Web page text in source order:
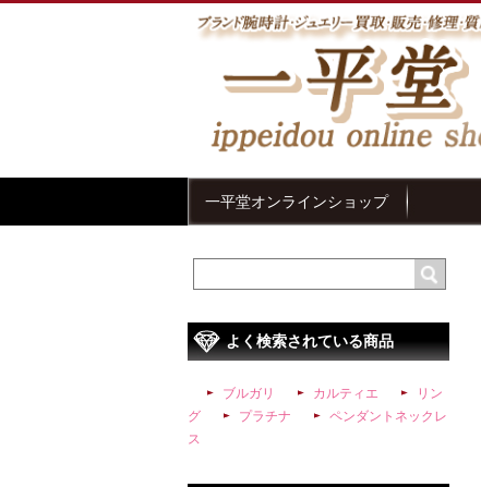
一平堂オンラインショップ
よく検索されている商品
ブルガリ カルティエ
リン
グ
プラチナ
ペンダントネックレ
ス